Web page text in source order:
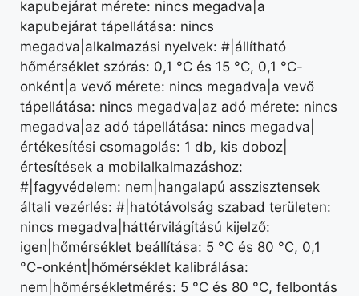
kapubejárat mérete: nincs megadva|a
kapubejárat tápellátása: nincs
megadva|alkalmazási nyelvek: #|állítható
hőmérséklet szórás: 0,1 °C és 15 °C, 0,1 °C-
onként|a vevő mérete: nincs megadva|a vevő
tápellátása: nincs megadva|az adó mérete: nincs
megadva|az adó tápellátása: nincs megadva|
értékesítési csomagolás: 1 db, kis doboz|
értesítések a mobilalkalmazáshoz:
#|fagyvédelem: nem|hangalapú asszisztensek
általi vezérlés: #|hatótávolság szabad területen:
nincs megadva|háttérvilágítású kijelző:
igen|hőmérséklet beállítása: 5 °C és 80 °C, 0,1
°C-onként|hőmérséklet kalibrálása:
nem|hőmérsékletmérés: 5 °C és 80 °C, felbontás